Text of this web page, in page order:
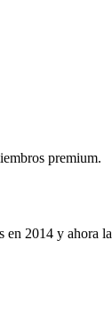
premium.
2014 y ahora